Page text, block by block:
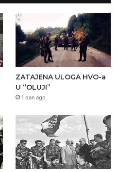
ZATAJENA ULOGA HVO-a
U “OLUJI”
1 dan ago